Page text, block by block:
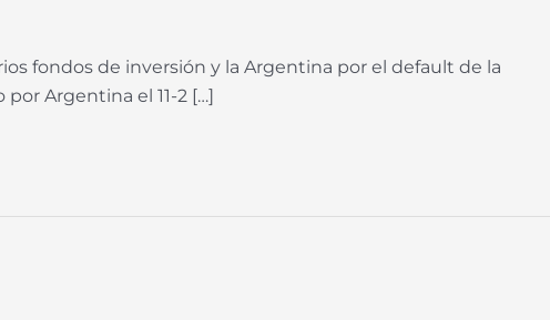
fondos de inversión y la Argentina por el default de la
Argentina el 11-2 […]